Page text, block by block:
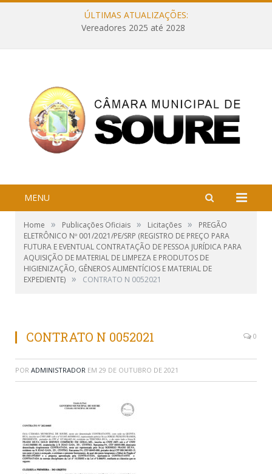
ÚLTIMAS ATUALIZAÇÕES:
Vereadores 2025 até 2028
MENU
Home » Publicações Oficiais » Licitações »
PREGÃO
ELETRÔNICO Nº 001/2021/PE/SRP (REGISTRO DE PREÇO PARA
FUTURA E EVENTUAL CONTRATAÇÃO DE PESSOA JURÍDICA PARA
AQUISIÇÃO DE MATERIAL DE LIMPEZA E PRODUTOS DE
HIGIENIZAÇÃO, GÊNEROS ALIMENTÍCIOS E MATERIAL DE
EXPEDIENTE) » CONTRATO N 0052021
CONTRATO N 0052021 0
POR ADMINISTRADOR EM 29 DE OUTUBRO DE 2021